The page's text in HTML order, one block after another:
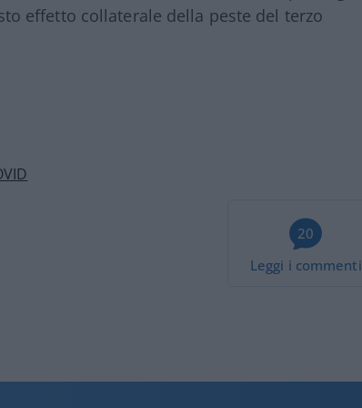
effetto collaterale della peste del terzo
20
Leggi i commenti